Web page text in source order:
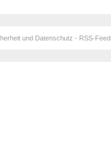
und Datenschutz - RSS-